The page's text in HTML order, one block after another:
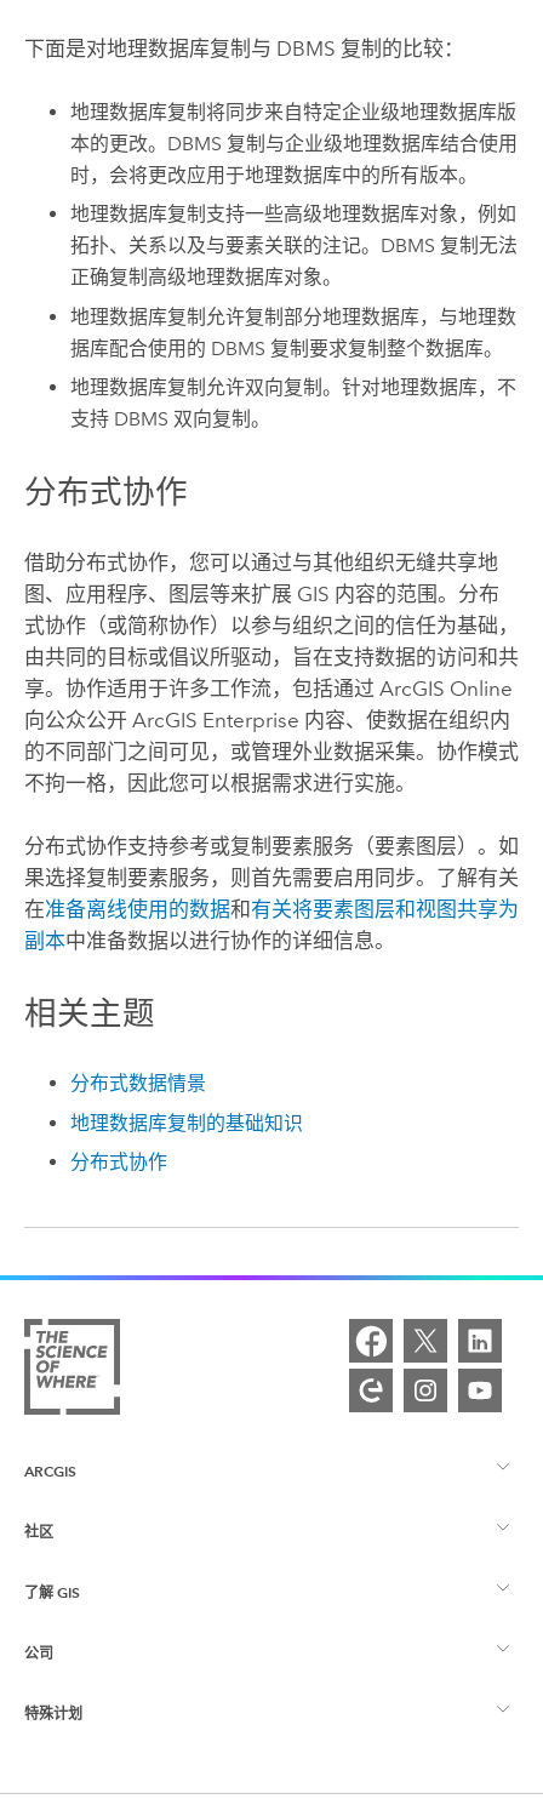
下面是对地理数据库复制与 DBMS 复制的比较：
地理数据库复制将同步来自特定企业级地理数据库版
本的更改。DBMS 复制与企业级地理数据库结合使用
时，会将更改应用于地理数据库中的所有版本。
地理数据库复制支持一些高级地理数据库对象，例如
拓扑、关系以及与要素关联的注记。DBMS 复制无法
正确复制高级地理数据库对象。
地理数据库复制允许复制部分地理数据库，与地理数
据库配合使用的 DBMS 复制要求复制整个数据库。
地理数据库复制允许双向复制。针对地理数据库，不
支持 DBMS 双向复制。
分布式协作
借助分布式协作，您可以通过与其他组织无缝共享地
图、应用程序、图层等来扩展 GIS 内容的范围。分布
式协作（或简称协作）以参与组织之间的信任为基础，
由共同的目标或倡议所驱动，旨在支持数据的访问和共
享。协作适用于许多工作流，包括通过 ArcGIS Online
向公众公开 ArcGIS Enterprise 内容、使数据在组织内
的不同部门之间可见，或管理外业数据采集。协作模式
不拘一格，因此您可以根据需求进行实施。
分布式协作支持参考或复制要素服务（要素图层）。如
果选择复制要素服务，则首先需要启用同步。了解有关
在准备离线使用的数据和 有关将要素图层和视图共享为
副本中准备数据以进行协作的详细信息。
相关主题
分布式数据情景
地理数据库复制的基础知识
分布式协作
ARCGIS
ArcGIS 概览
制图
社区
Esri 社区
ArcGIS 博客
了解 GIS
什么是 GIS？
位置智能
培训
公司
关于 Esri
特殊计划